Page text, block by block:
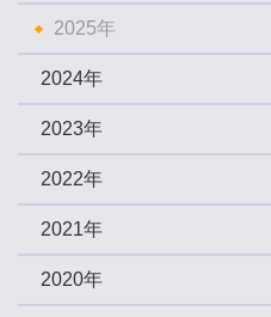
2025年
2024年
2023年
2022年
2021年
2020年